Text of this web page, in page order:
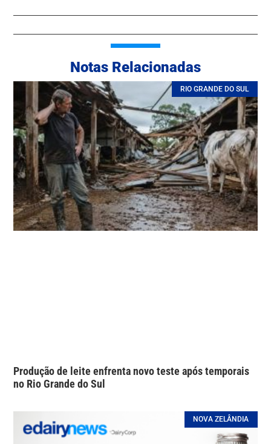
Notas Relacionadas
RIO GRANDE DO SUL
Produção de leite enfrenta novo teste após temporais
no Rio Grande do Sul
NOVA ZELÂNDIA